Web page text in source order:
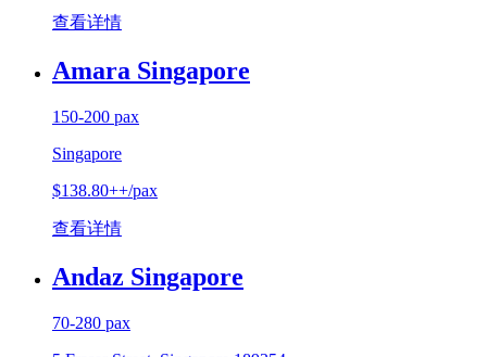
查看详情
Amara Singapore
150-200 pax
Singapore
$138.80++/pax
查看详情
Andaz Singapore
70-280 pax